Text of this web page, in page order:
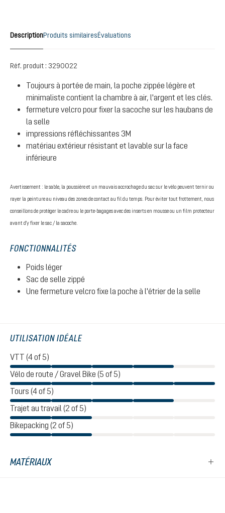
DescriptionProduits similairesÉvaluations
Réf. produit : 3290022
Toujours à portée de main, la poche zippée légère et
minimaliste contient la chambre à air, l'argent et les clés.
fermeture velcro pour fixer la sacoche sur les haubans de
la selle
impressions réfléchissantes 3M
matériau extérieur résistant et lavable sur la face
inférieure
Avertissement : le sable, la poussière et un mauvais accrochage du sac sur le vélo peuvent ternir ou
rayer la peinture au niveau des zones de contact au fil du temps. Pour éviter tout frottement, nous
conseillons de protéger le cadre ou le porte-bagages avec des inserts en mousse ou un film protecteur
avant d'y fixer le sac / la sacoche.
FONCTIONNALITÉS
Poids léger
Sac de selle zippé
Une fermeture velcro fixe la poche à l'étrier de la selle
UTILISATION IDÉALE
VTT (4 of 5)
Vélo de route / Gravel Bike (5 of 5)
Tours (4 of 5)
Trajet au travail (2 of 5)
Bikepacking (2 of 5)
MATÉRIAUX